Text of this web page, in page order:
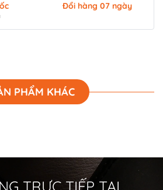
Đổi hàng 07 ngày
PHẨM KHÁC
TRỰC TIẾP TẠI